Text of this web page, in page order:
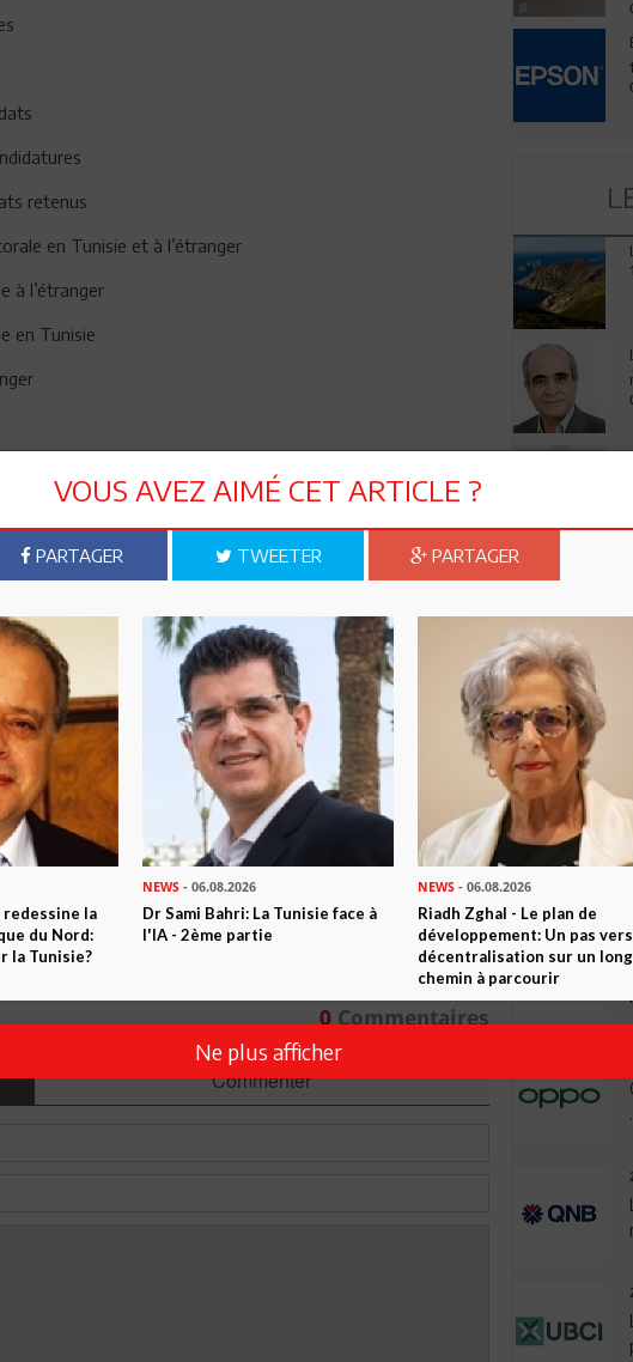
retenus
en Tunisie et à l’étranger
à l’étranger
en Tunisie
résultats provisoires
résultats définitifs
ami Imprimer
PARTAGEZ-LE AVEC VOS AMIS !
ABONNEZ-VOUS
CET ARTICLE
0Commentaires
Commenter
VOUS AVEZ AIMÉ CET ARTICLE ?
PARTAGER TWEETER PARTAGER
redessine la
du Nord:
la Tunisie?
NEWS - 06.08.2026
Dr Sami Bahri: La Tunisie face à
l'IA - 2ème partie
NEWS- 06.08.2026
Riadh Zghal - Le plan de
développement: Un pas
décentralisation sur un long
chemin à parcourir
Ne plus afficher